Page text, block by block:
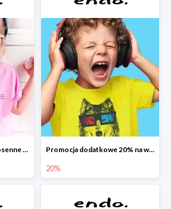
Dodatkowe -25% na wiosenne nowości Promocja dodatkowe 20% na wszystko
20%